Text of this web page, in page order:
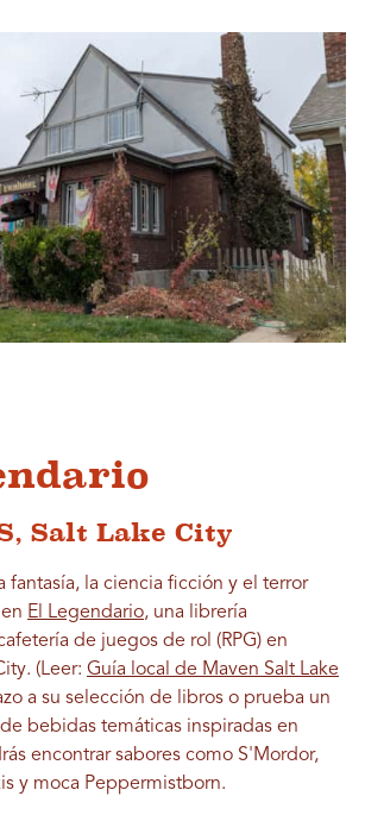
Salt Lake City
fantasía, la ciencia ficción y el terror
El Legendario, una librería
de juegos de rol (RPG) en
(Leer: Guía local de Maven Salt Lake
a su selección de libros o prueba un
bebidas temáticas inspiradas en
encontrar sabores como S'Mordor,
y moca Peppermistborn.